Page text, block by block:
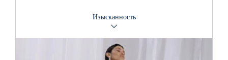
сезоне – сочетание гармонирующих вещей. Коллекции
ведущих модных брендов указывают направление
сообразно индивидуальному стилю.
Изысканность